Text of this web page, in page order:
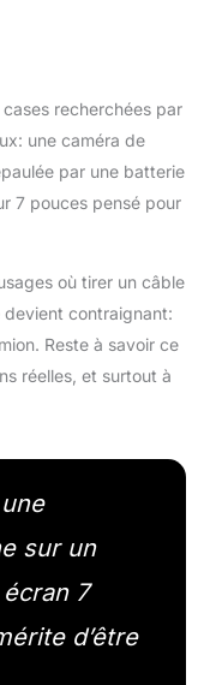
recherchées par
une caméra de
par une batterie
7 pouces pensé pour
où tirer un câble
contraignant:
Reste à savoir ce
réelles, et surtout à
sur un
7
d’être